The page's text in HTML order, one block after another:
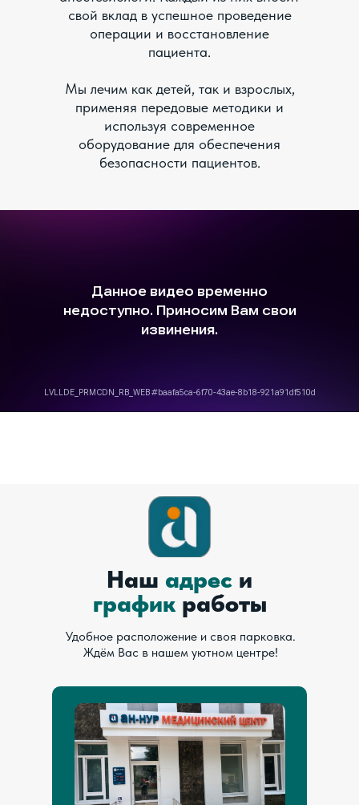
свой вклад в успешное проведение
операции и восстановление
пациента.
Мы лечим как детей, так и взрослых,
применяя передовые методики и
используя современное
оборудование для обеспечения
безопасности пациентов.
Наш адрес и
график работы
Удобное расположение и своя парковка.
Ждём Вас в нашем уютном центре!